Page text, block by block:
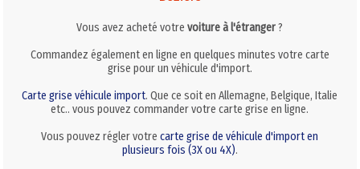
Vous avez acheté votrevoiture à l'étranger?
Commandez également en ligne en quelques minutes votre carte
grise pour un véhicule d'import.
Carte grise véhicule import. Que ce soit en Allemagne, Belgique, Italie
etc.. vous pouvez commander votre carte grise en ligne.
Vous pouvez régler votrecarte grise de véhicule d'import en
plusieurs fois (3X ou 4X).